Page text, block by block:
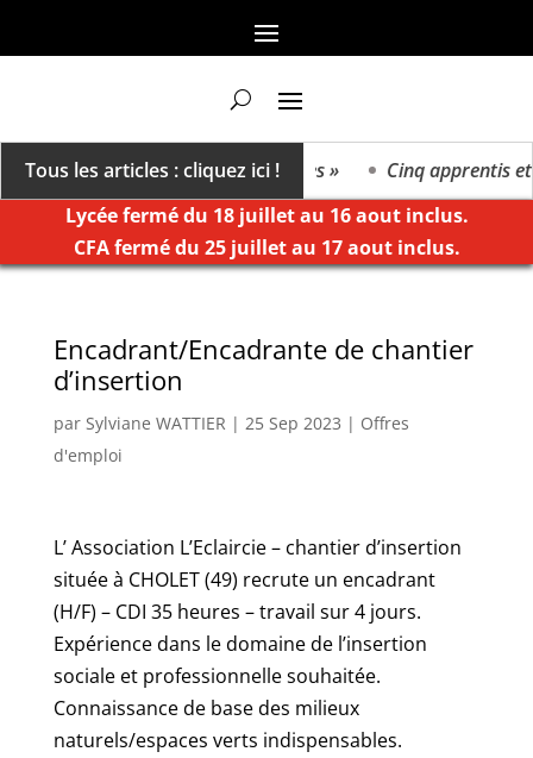
Tous les articles : cliquez ici !
va vers un millésime des extrêmes »
Cinq apprentis et
Lycée fermé du 18 juillet au 16 aout inclus.
CFA fermé du 25 juillet au 17 aout inclus.
Encadrant/Encadrante de chantier
d’insertion
par Sylviane WATTIER | 25 Sep 2023 | Offres
d'emploi
L’ Association L’Eclaircie – chantier d’insertion
située à CHOLET (49) recrute un encadrant
(H/F) – CDI 35 heures – travail sur 4 jours.
Expérience dans le domaine de l’insertion
sociale et professionnelle souhaitée.
Connaissance de base des milieux
naturels/espaces verts indispensables.